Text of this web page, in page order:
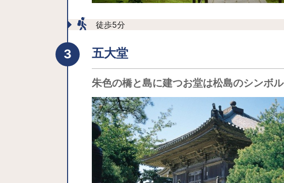
徒歩5分
五大堂
朱色の橋と島に建つお堂は松島のシンボル